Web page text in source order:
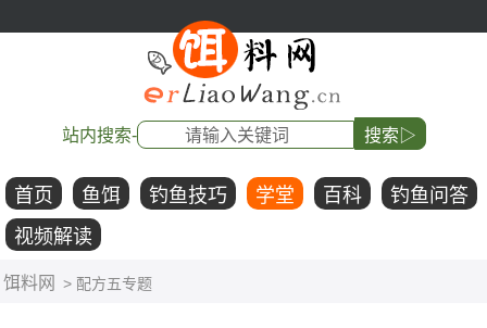
站内搜索- 搜索▷
首页 鱼饵 钓鱼技巧 学堂 百科
钓鱼问答
视频解读
饵料网 > 配方五专题